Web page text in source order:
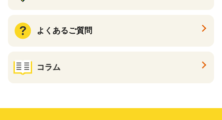
よくあるご質問
コラム